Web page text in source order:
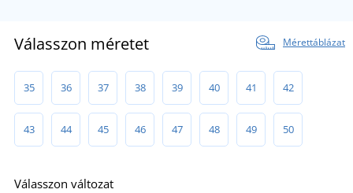
Válasszon méretet Mérettáblázat
35 36 37 38 39 40 41 42
43 44 45 46 47 48 49 50
Válasszon változat